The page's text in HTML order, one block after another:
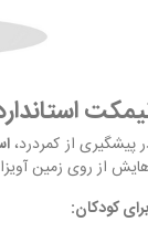
پیشگیری از کمردرد،
از روی زمین
کودکان: